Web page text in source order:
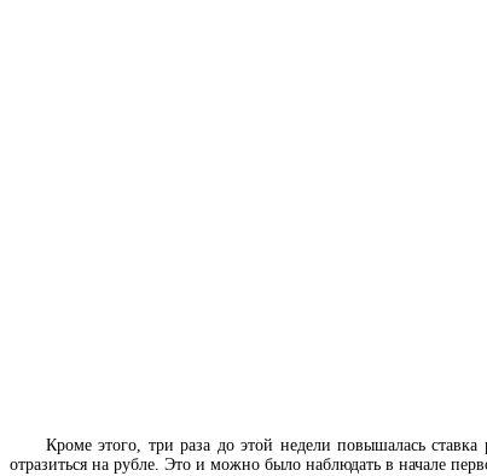
Кроме этого, три раза до этой недели повышалась
отразиться на рубле. Это и можно было наблюдать в начале